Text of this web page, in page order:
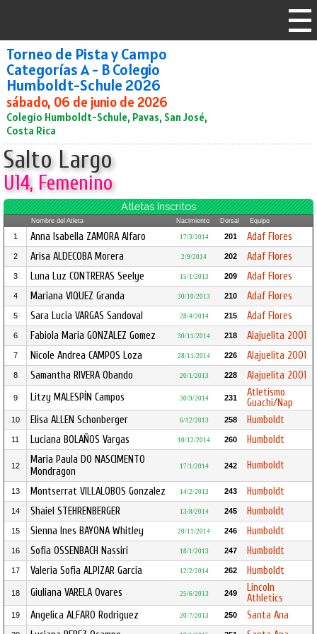
Torneo de Pista y Campo
Categorías A - B Colegio
Humboldt-Schule 2026
sábado, 06 de junio de 2026
Colegio Humboldt-Schule, Pavas, San José,
Costa Rica
Salto Largo
U14, Femenino
Atletas Inscritos
Nombre del Atleta Nacimiento Dorsal Equipo
1 Anna Isabella ZAMORA Alfaro 17/3/2014 201 Adaf Flores
2 Arisa ALDECOBA Morera 2/9/2014 202 Adaf Flores
3 Luna Luz CONTRERAS Seelye 15/1/2013 209 Adaf Flores
4 Mariana VIQUEZ Granda 30/10/2013 210 Adaf Flores
5 Sara Lucia VARGAS Sandoval 28/4/2014 215 Adaf Flores
6 Fabiola Maria GONZALEZ Gomez 30/11/2014 218 Alajuelita 2001
7 Nicole Andrea CAMPOS Loza 28/11/2014 226 Alajuelita 2001
8 Samantha RIVERA Obando 20/1/2013 228 Alajuelita 2001
9 Litzy MALESPÍN Campos 30/9/2014 231
Atletismo
Guachi/Nap
10 Elisa ALLEN Schonberger 6/12/2013 258 Humboldt
11 Luciana BOLAÑOS Vargas 10/12/2014 260 Humboldt
12
Maria Paula DO NASCIMENTO
Mondragon
17/1/2014 242 Humboldt
13 Montserrat VILLALOBOS Gonzalez 14/2/2013 243 Humboldt
14 Shaiel STEHRENBERGER 13/8/2014 245 Humboldt
15 Sienna Ines BAYONA Whitley 20/11/2014 246 Humboldt
16 Sofia OSSENBACH Nassiri 18/1/2013 247 Humboldt
17 Valeria Sofia ALPIZAR Garcia 12/2/2014 262 Humboldt
18 Giuliana VARELA Ovares 25/6/2013 249
Lincoln
Athletics
19 Angelica ALFARO Rodriguez 20/7/2013 250 Santa Ana